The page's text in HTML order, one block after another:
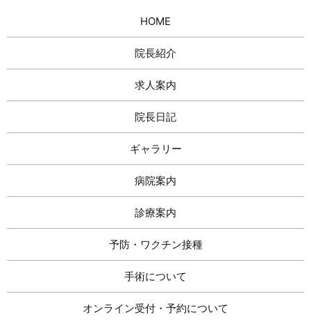
HOME
院長紹介
求人案内
院長日記
ギャラリー
病院案内
診療案内
予防・ワクチン接種
手術について
オンライン受付・予約について